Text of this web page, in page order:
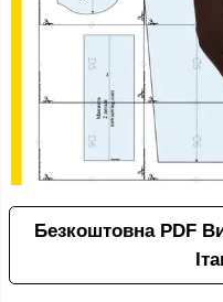
Безкоштовна PDF